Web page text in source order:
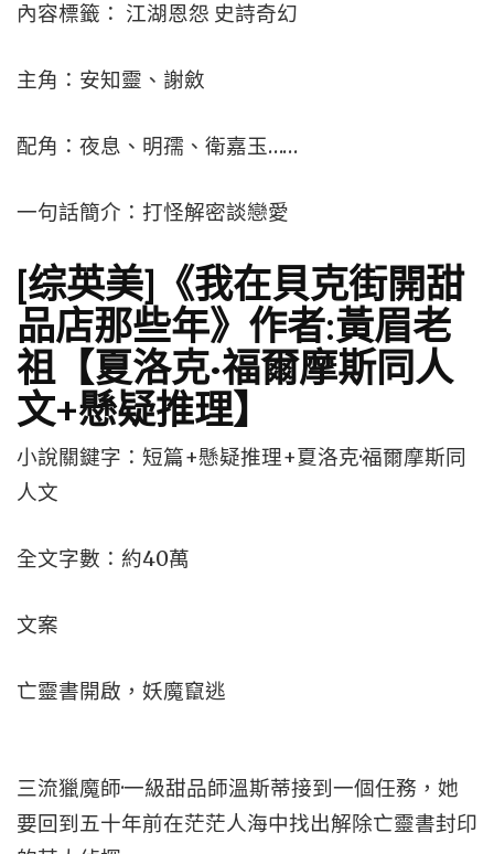
內容標籤： 江湖恩怨 史詩奇幻
主角：安知靈、謝斂
配角：夜息、明孺、衛嘉玉……
一句話簡介：打怪解密談戀愛
[综英美]《我在貝克街開甜
品店那些年》作者:黃眉老
祖【夏洛克·福爾摩斯同人
文+懸疑推理】
小說關鍵字：短篇+懸疑推理+夏洛克·福爾摩斯同
人文
全文字數：約40萬
文案
亡靈書開啟，妖魔竄逃
三流獵魔師·一級甜品師溫斯蒂接到一個任務，她
要回到五十年前在茫茫人海中找出解除亡靈書封印